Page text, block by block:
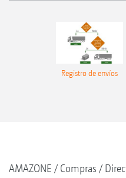
Registro de envíos
AMAZONE Compras